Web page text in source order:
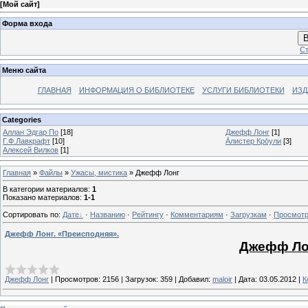
[Мой сайт]
Форма входа
Меню сайта
ГЛАВНАЯ ИНФОРМАЦИЯ О БИБЛИОТЕКЕ УСЛУГИ БИБЛИОТЕКИ
Categories
Аллан Эдгар По [18] Джефф Лонг [1]
Г.Ф.Лавкрафт [10] А́листер Кро́ули [3]
Алексей Вилков [1]
Главная » Файлы » Ужасы, мистика » Джефф Лонг
В категории материалов: 1
Показано материалов: 1-1
Сортировать по: Дате · Названию · Рейтингу · Комментариям · Загрузкам ·
Джефф Лонг. «Преисподняя».
Джефф
Джефф Лонг | Просмотров: 2156 | Загрузок: 359 | Добавил: maloir | Дата: 03.05.2012 |